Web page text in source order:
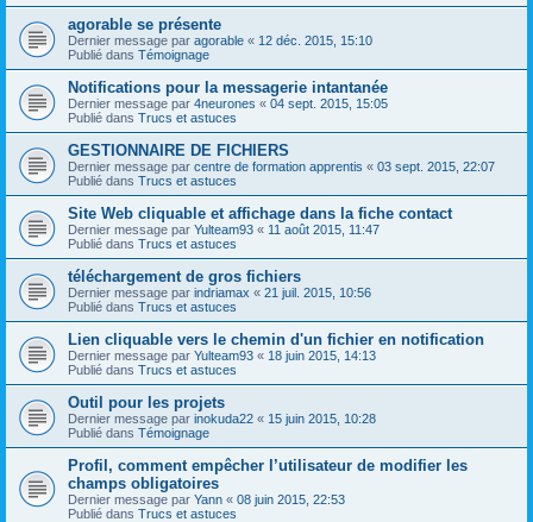
agorable se présente
Dernier message par agorable « 12 déc. 2015, 15:10
Publié dans Témoignage
Notifications pour la messagerie intantanée
Dernier message par 4neurones « 04 sept. 2015, 15:05
Publié dans Trucs et astuces
GESTIONNAIRE DE FICHIERS
Dernier message par centre de formation apprentis « 03 sept. 2015, 22:07
Publié dans Trucs et astuces
Site Web cliquable et affichage dans la fiche contact
Dernier message par Yulteam93 « 11 août 2015, 11:47
Publié dans Trucs et astuces
téléchargement de gros fichiers
Dernier message par indriamax « 21 juil. 2015, 10:56
Publié dans Trucs et astuces
Lien cliquable vers le chemin d'un fichier en notification
Dernier message par Yulteam93 « 18 juin 2015, 14:13
Publié dans Trucs et astuces
Outil pour les projets
Dernier message par inokuda22 « 15 juin 2015, 10:28
Publié dans Témoignage
Profil, comment empêcher l’utilisateur de modifier les
champs obligatoires
Dernier message par Yann « 08 juin 2015, 22:53
Publié dans Trucs et astuces